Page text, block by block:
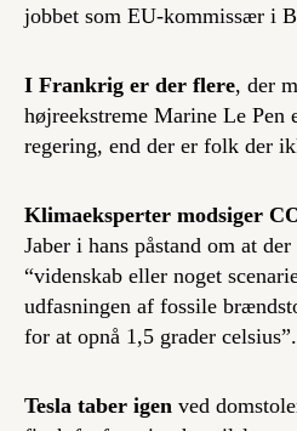
jobbet som EU-kommissær i
I Frankrig er der flere, der
højreekstreme Marine Le
regering, end der er folk der
Klimaeksperter modsiger
Jaber i hans påstand om at
“videnskab eller noget
udfasningen af fossile
for at opnå 1,5 grader celsius”.
Tesla taber igen ved